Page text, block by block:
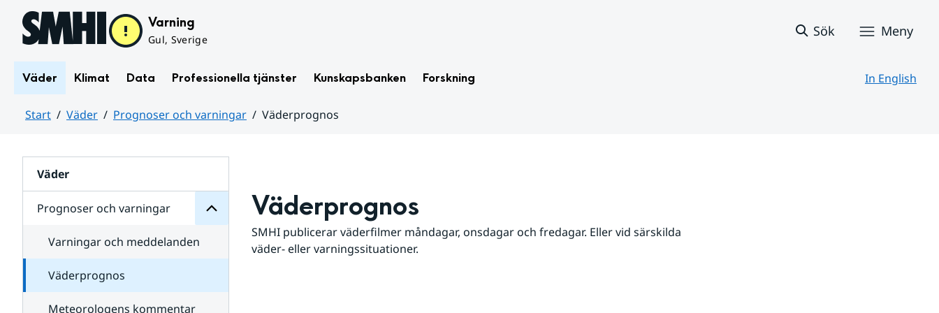
Hoppa till sidans innehåll Varning
Gul, Sverige
Sök Meny
Väder Klimat Data Professionella tjänster Kunskapsbanken Forskning In English
Start Väder Prognoser och varningar
Väderprognos
Väder
Prognoser och varningar
för
varningar
Varningar och meddelanden
Väderprognos
Meteorologens kommentar
Väderprognos
SMHI publicerar väderfilmer måndagar, onsdagar och fredagar. Eller vid särskilda
väder- eller varningssituationer.